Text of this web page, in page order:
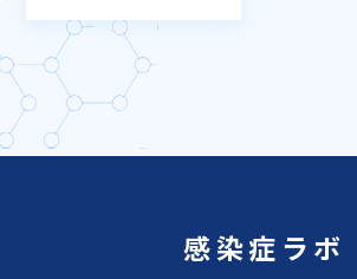
感染症ラボ